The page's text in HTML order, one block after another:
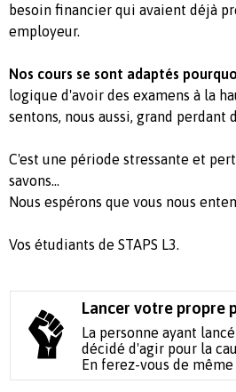
besoin financier qui avaient déjà
employeur.
Nos cours se sont adaptés
logique d'avoir des examens à la
sentons, nous aussi, grand perdant
C'est une période stressante et
savons...
Nous espérons que vous nous
Vos étudiants de STAPS L3.
Lancer votre propre
La personne ayant
décidé d'agir pour la
En ferez-vous de même